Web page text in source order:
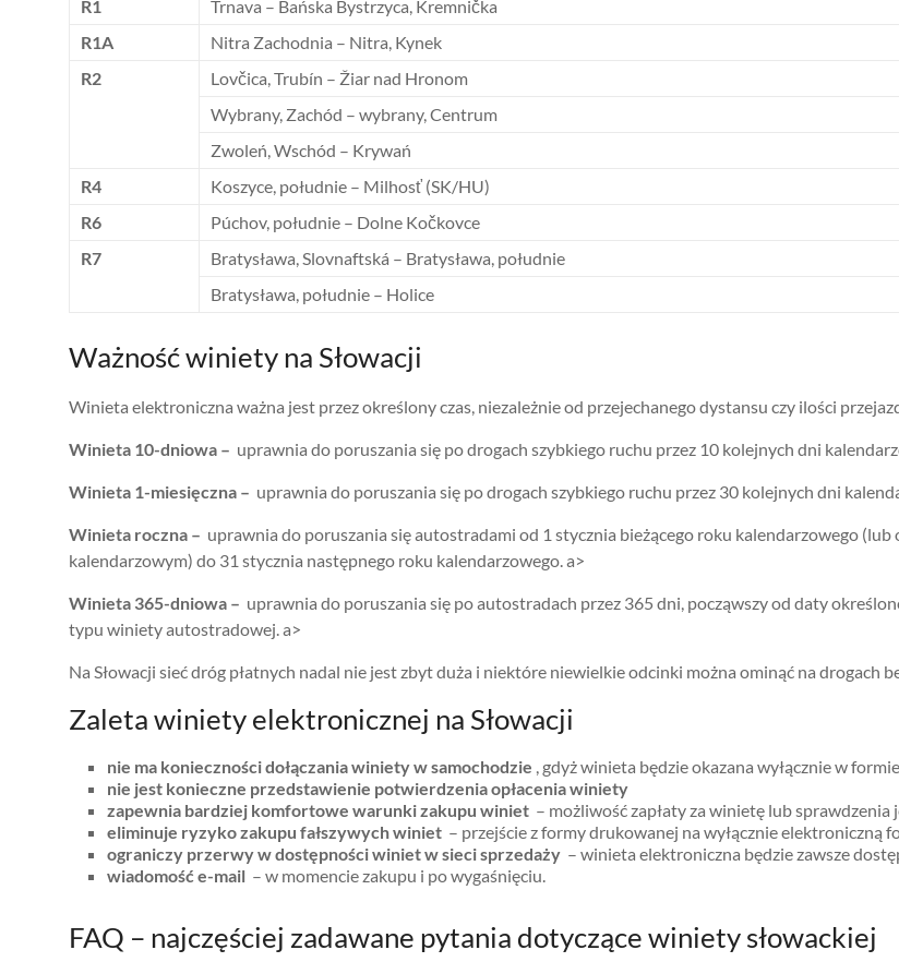
R1
Trnava – Bańska Bystrzyca, Kremnička
R1A
Nitra Zachodnia – Nitra, Kynek
R2
Lovčica, Trubín – Žiar nad Hronom
Wybrany, Zachód – wybrany, Centrum
Zwoleń, Wschód – Krywań
R4
Koszyce, południe – Milhosť (SK/HU)
R6
Púchov, południe – Dolne Kočkovce
R7
Bratysława, Slovnaftská – Bratysława, południe
Bratysława, południe – Holice
Ważność winiety na Słowacji
Winieta elektroniczna ważna jest przez określony czas, niezależnie od przejechanego dystansu czy ilości
Winieta 10-dniowa – uprawnia do poruszania się po drogach szybkiego ruchu przez 10 kolejnych dni
Winieta 1-miesięczna – uprawnia do poruszania się po drogach szybkiego ruchu przez 30 kolejnych dni
Winieta roczna – uprawnia do poruszania się autostradami od 1 stycznia bieżącego roku kalendarzowego
kalendarzowym) do 31 stycznia następnego roku kalendarzowego. a>
Winieta 365-dniowa – uprawnia do poruszania się po autostradach przez 365 dni, począwszy od daty
typu winiety autostradowej. a>
Na Słowacji sieć dróg płatnych nadal nie jest zbyt duża i niektóre niewielkie odcinki można ominąć na drogach
Zaleta winiety elektronicznej na Słowacji
nie ma konieczności dołączania winiety w samochodzie , gdyż winieta będzie okazana wyłącznie w
nie jest konieczne przedstawienie potwierdzenia opłacenia winiety
zapewnia bardziej komfortowe warunki zakupu winiet – możliwość zapłaty za winietę lub
eliminuje ryzyko zakupu fałszywych winiet – przejście z formy drukowanej na wyłącznie elektroniczną
ograniczy przerwy w dostępności winiet w sieci sprzedaży – winieta elektroniczna będzie zawsze
wiadomość e-mail – w momencie zakupu i po wygaśnięciu.
FAQ – najczęściej zadawane pytania dotyczące winiety słowackiej